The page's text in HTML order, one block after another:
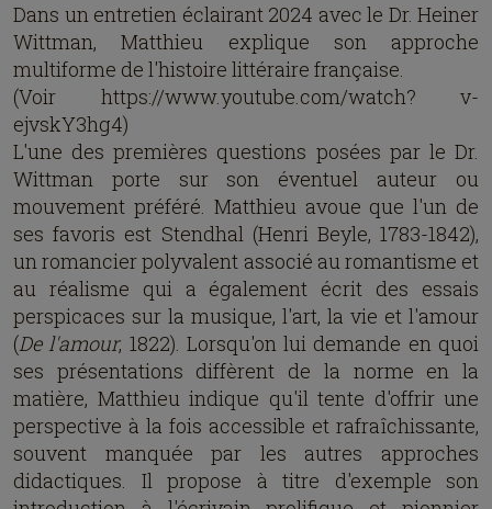
Dans un entretien éclairant 2024 avec le Dr. Heiner
Wittman, Matthieu explique son approche
multiforme de l'histoire littéraire française.
(Voir https://www.youtube.com/watch? v-
ejvskY3hg4)
L'une des premières questions posées par le Dr.
Wittman porte sur son éventuel auteur ou
mouvement préféré. Matthieu avoue que l'un de
ses favoris est Stendhal (Henri Beyle, 1783-1842),
un romancier polyvalent associé au romantisme et
au réalisme qui a également écrit des essais
perspicaces sur la musique, l'art, la vie et l'amour
(De l'amour, 1822). Lorsqu'on lui demande en quoi
ses présentations diffèrent de la norme en la
matière, Matthieu indique qu'il tente d'offrir une
perspective à la fois accessible et rafraîchissante,
souvent manquée par les autres approches
didactiques. Il propose à titre d'exemple son